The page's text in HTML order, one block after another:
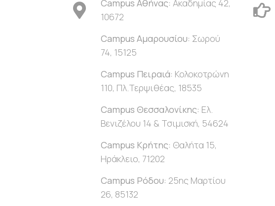
Campus Αθήνας: Ακαδημίας 42,
10672
Campus Αμαρουσίου: Σωρού
74, 15125
Campus Πειραιά: Κολοκοτρώνη
110, Πλ.Τερψιθέας, 18535
Campus Θεσσαλονίκης: Ελ.
Βενιζέλου 14 & Τσιμισκή, 54624
Campus Κρήτης: Θαλήτα 15,
Ηράκλειο, 71202
Campus Ρόδου: 25ης Μαρτίου
26, 85132